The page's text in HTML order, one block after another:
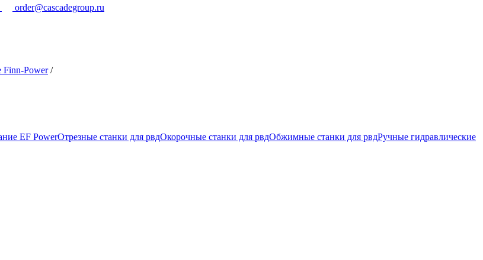
order@cascadegroup.ru
Finn-Power/
EF PowerОтрезные станки для рвдОкорочные станки для рвдОбжимные станки для рвдРучные гидравлические